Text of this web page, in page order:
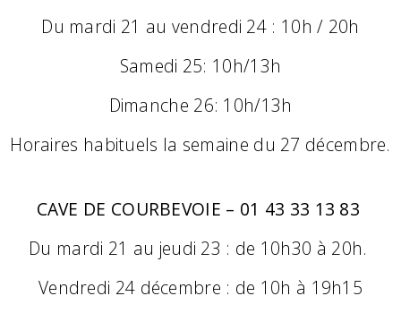
Du mardi 21 au vendredi 24 : 10h / 20h
Samedi 25: 10h/13h
Dimanche 26: 10h/13h
Horaires habituels la semaine du 27 décembre.
CAVE DE COURBEVOIE – 01 43 33 13 83
Du mardi 21 au jeudi 23 : de 10h30 à 20h.
Vendredi 24 décembre : de 10h à 19h15